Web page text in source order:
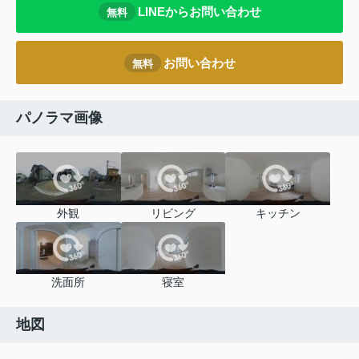
無料 LINEからお問い合わせ
無料 お問い合わせ
パノラマ画像
外観 リビング キッチン
洗面所 寝室
地図